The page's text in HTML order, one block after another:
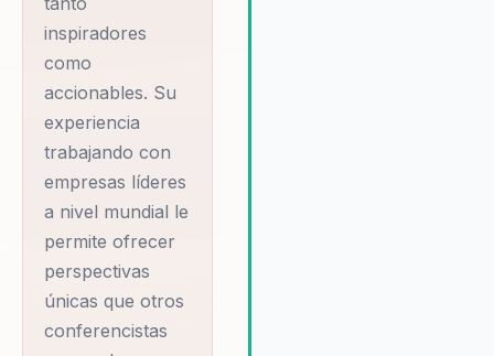
de empresas de
renombre mundial,
incluyendo
Mastercard, Johnson
& Johnson, IBM, y
The Walt Disney
Company, entre otros.
Su enfoque se centra
en inspirar a las
inspiradores
como
accionables. Su
experiencia
trabajando con
empresas líderes
a nivel mundial le
permite ofrecer
perspectivas
únicas que otros
conferencistas